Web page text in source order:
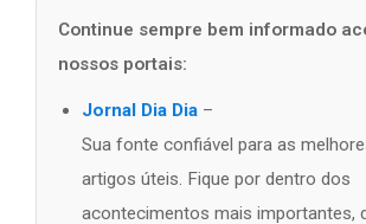
Continue sempre bem informado
nossos portais:
Jornal Dia Dia –
Sua fonte confiável para as
artigos úteis. Fique por dentro dos
acontecimentos mais importantes,